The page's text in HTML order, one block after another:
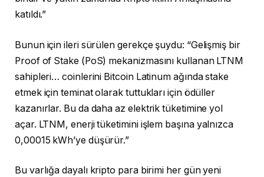
katıldı.”
Bunun için ileri sürülen gerekçe şuydu: “Gelişmiş bir
Proof of Stake (PoS) mekanizmasını kullanan LTNM
sahipleri… coinlerini Bitcoin Latinum ağında stake
etmek için teminat olarak tuttukları için ödüller
kazanırlar. Bu da daha az elektrik tüketimine yol
açar. LTNM, enerji tüketimini işlem başına yalnızca
0,00015 kWh’ye düşürür.”
Bu varlığa dayalı kripto para birimi her gün yeni